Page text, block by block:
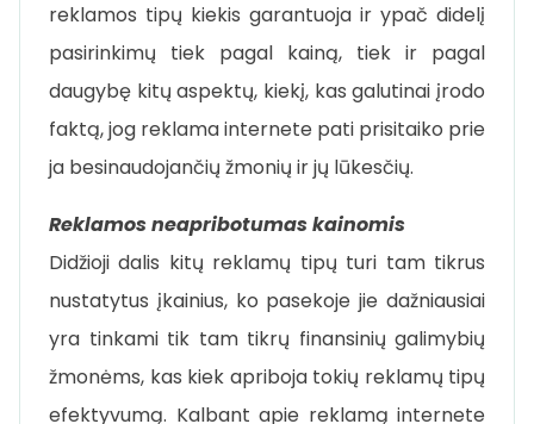
reklamos tipų kiekis garantuoja ir ypač didelį
pasirinkimų tiek pagal kainą, tiek ir pagal
daugybę kitų aspektų, kiekį, kas galutinai įrodo
faktą, jog reklama internete pati prisitaiko prie
ja besinaudojančių žmonių ir jų lūkesčių.
Reklamos neapribotumas kainomis
Didžioji dalis kitų reklamų tipų turi tam tikrus
nustatytus įkainius, ko pasekoje jie dažniausiai
yra tinkami tik tam tikrų finansinių galimybių
žmonėms, kas kiek apriboja tokių reklamų tipų
efektyvumą. Kalbant apie reklamą internete